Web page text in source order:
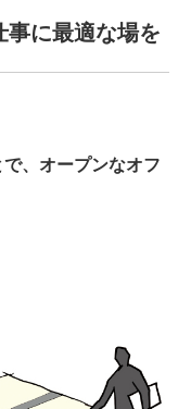
事に最適な場を
、オープンなオフ